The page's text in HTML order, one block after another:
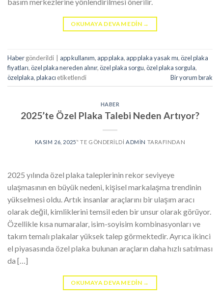
OKUMAYA DEVAM EDIN →
Habergönderildi app kullanım, app plaka, app plaka yasak mı,özel plaka
fiyatları,özel plaka nereden alınır,özel plaka sorgu,özel plaka sorgula,
özelplaka,plakacı etiketlendi Bir yorum bırak
HABER
2025’te Özel Plaka Talebi Neden Artıyor?
KASIM 26, 2025’' TE GÖNDERILDI ADMIN TARAFINDAN
2025 yılında özel plaka taleplerinin rekor seviyeye
ulaşmasının en büyük nedeni, kişisel markalaşma trendinin
yükselmesi oldu. Artık insanlar araçlarını bir ulaşım aracı
olarak değil, kimliklerini temsil eden bir unsur olarak görüyor.
Özellikle kısa numaralar, isim-soyisim kombinasyonları ve
takım temalı plakalar yüksek talep görmektedir. Ayrıca ikinci
el piyasasında özel plaka bulunan araçların daha hızlı satılması
da […]
OKUMAYA DEVAM EDIN →